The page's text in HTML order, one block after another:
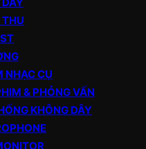
THU
NHẠC CỤ
& PHỎNG VẤN
KHÔNG DÂY